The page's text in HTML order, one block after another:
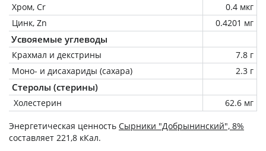
Хром, Cr
0.4 мкг
Цинк, Zn
0.4201 мг
Усвояемые углеводы
Крахмал и декстрины
7.8 г
Моно- и дисахариды (сахара)
2.3 г
Стеролы (стерины)
Холестерин 62.6 мг
Энергетическая ценность Сырники "Добрынинский", 8%
составляет 221,8 кКал.